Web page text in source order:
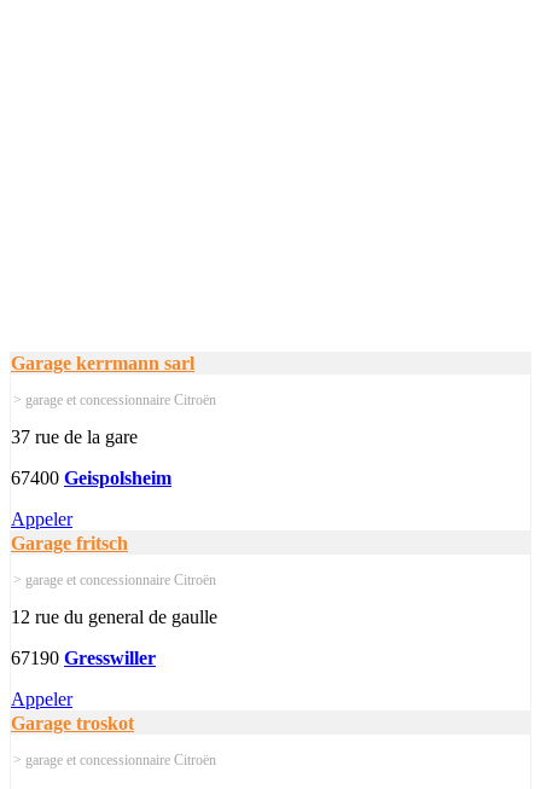
Garage kerrmann sarl
> garage et concessionnaire Citroën
37 rue de la gare
67400 Geispolsheim
Appeler
Garage fritsch
> garage et concessionnaire Citroën
12 rue du general de gaulle
67190 Gresswiller
Appeler
Garage troskot
> garage et concessionnaire Citroën